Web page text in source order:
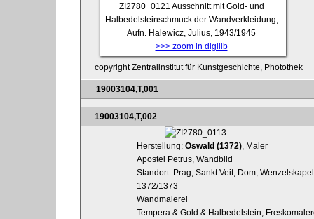
ZI2780_0121 Ausschnitt mit Gold- und
Halbedelsteinschmuck der Wandverkleidung,
Aufn. Halewicz, Julius, 1943/1945
>>> zoom in digilib
copyright Zentralinstitut für Kunstgeschichte, Photothek
19003104,T,001
19003104,T,002
Herstellung: Oswald (1372), Maler
Apostel Petrus, Wandbild
Standort: Prag, Sankt Veit, Dom,
1372/1373
Wandmalerei
Tempera & Gold & Halbedelstein,